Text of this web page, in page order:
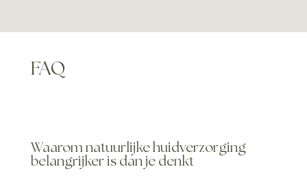
FAQ
Waarom natuurlijke huidverzorging
belangrijker is dan je denkt